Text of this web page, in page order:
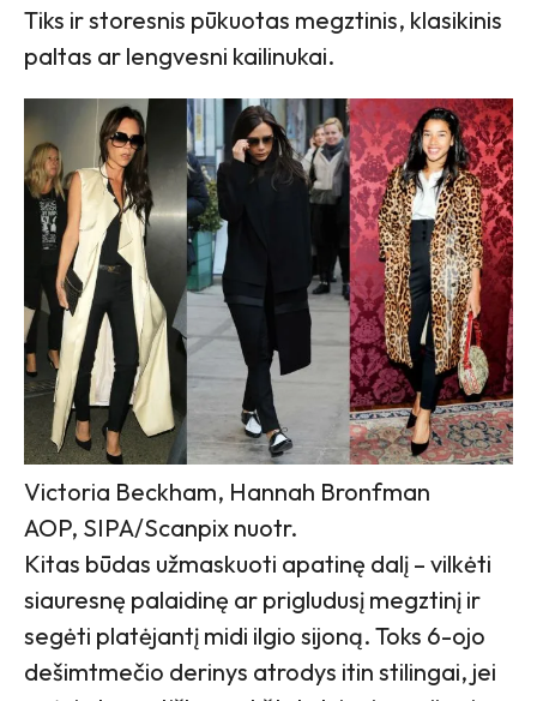
Tiks ir storesnis pūkuotas megztinis, klasikinis
paltas ar lengvesni kailinukai.
Victoria Beckham, Hannah Bronfman
AOP, SIPA/Scanpix nuotr.
Kitas būdas užmaskuoti apatinę dalį – vilkėti
siauresnę palaidinę ar prigludusį megztinį ir
segėti platėjantį midi ilgio sijoną. Toks 6-ojo
dešimtmečio derinys atrodys itin stilingai, jei